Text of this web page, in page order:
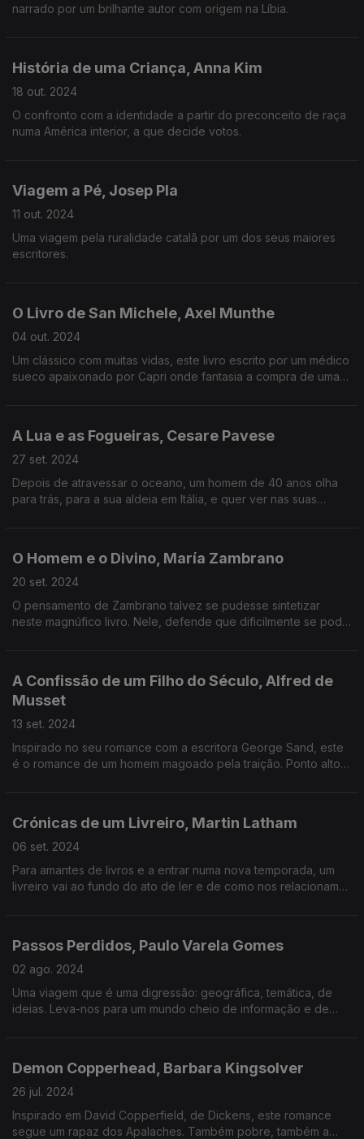
narrado por um brilhante autor com origem na Líbia.
História de uma Criança, Anna Kim
18 out. 2024
O confronto com a identidade a partir do preconceito de raça
numa América interior, a que decide votos.
Viagem a Pé, Josep Pla
11 out. 2024
Uma viagem pela ruralidade catalã por um dos seus maiores
escritores.
O Livro de San Michele, Axel Munthe
04 out. 2024
Um clássico com muitas vidas, este livro escrito por um médico
sueco apaixonado por Capri onde fantasia a compra de uma
A Lua e as Fogueiras, Cesare Pavese
27 set. 2024
Depois de atravessar o oceano, um homem de 40 anos olha
para trás, para a sua aldeia em Itália, e quer ver nas suas
O Homem e o Divino, María Zambrano
20 set. 2024
O pensamento de Zambrano talvez se pudesse sintetizar
neste magnúfico livro. Nele, defende que dificilmente se pode
A Confissão de um Filho do Século, Alfred de
Musset
13 set. 2024
Inspirado no seu romance com a escritora George Sand, este
é o romance de um homem magoado pela traição. Ponto alto
Crónicas de um Livreiro, Martin Latham
06 set. 2024
Para amantes de livros e a entrar numa nova temporada, um
livreiro vai ao fundo do ato de ler e de como nos relacionamos
Passos Perdidos, Paulo Varela Gomes
02 ago. 2024
Uma viagem que é uma digressão: geográfica, temática, de
ideias. Leva-nos para um mundo cheio de informação e de
Demon Copperhead, Barbara Kingsolver
26 jul. 2024
Inspirado em David Copperfield, de Dickens, este romance
segue um rapaz dos Apalaches. Também pobre, também a